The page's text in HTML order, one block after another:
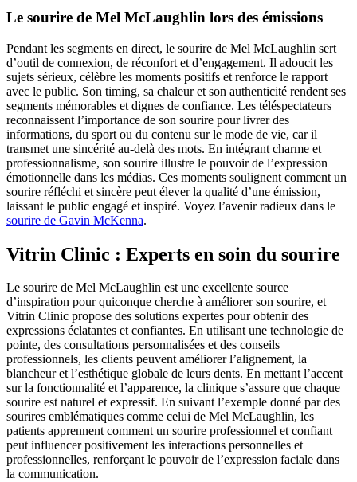
Le sourire de Mel McLaughlin lors des émissions
Pendant les segments en direct, le sourire de Mel McLaughlin sert
d’outil de connexion, de réconfort et d’engagement. Il adoucit les
sujets sérieux, célèbre les moments positifs et renforce le rapport
avec le public. Son timing, sa chaleur et son authenticité rendent ses
segments mémorables et dignes de confiance. Les téléspectateurs
reconnaissent l’importance de son sourire pour livrer des
informations, du sport ou du contenu sur le mode de vie, car il
transmet une sincérité au-delà des mots. En intégrant charme et
professionnalisme, son sourire illustre le pouvoir de l’expression
émotionnelle dans les médias. Ces moments soulignent comment un
sourire réfléchi et sincère peut élever la qualité d’une émission,
laissant le public engagé et inspiré. Voyez l’avenir radieux dans le
sourire de Gavin McKenna.
Vitrin Clinic : Experts en soin du sourire
Le sourire de Mel McLaughlin est une excellente source
d’inspiration pour quiconque cherche à améliorer son sourire, et
Vitrin Clinic propose des solutions expertes pour obtenir des
expressions éclatantes et confiantes. En utilisant une technologie de
pointe, des consultations personnalisées et des conseils
professionnels, les clients peuvent améliorer l’alignement, la
blancheur et l’esthétique globale de leurs dents. En mettant l’accent
sur la fonctionnalité et l’apparence, la clinique s’assure que chaque
sourire est naturel et expressif. En suivant l’exemple donné par des
sourires emblématiques comme celui de Mel McLaughlin, les
patients apprennent comment un sourire professionnel et confiant
peut influencer positivement les interactions personnelles et
professionnelles, renforçant le pouvoir de l’expression faciale dans
la communication.